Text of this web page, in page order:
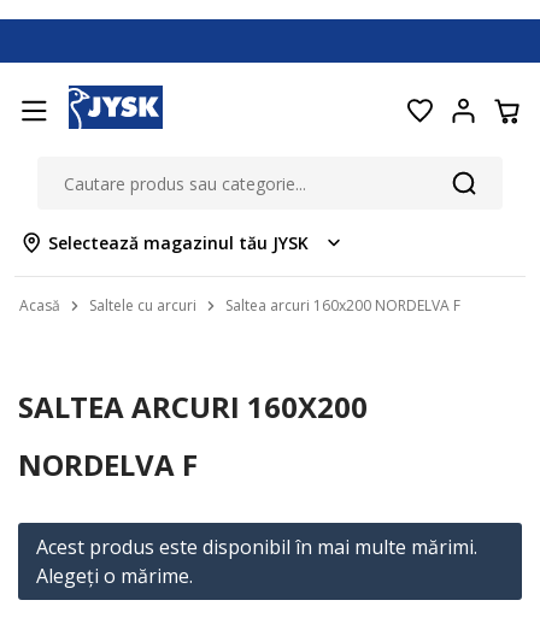
Selectează magazinul tău JYSK
Acasă Saltele cu arcuri Saltea arcuri 160x200 NORDELVA F
SALTEA ARCURI 160X200
NORDELVA F
Acest produs este disponibil în mai multe mărimi.
Alegeţi o mărime.